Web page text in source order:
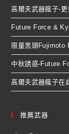
高爾夫武器瘋子-
Future Force &
限量黑頭Fujimoto
中秋誘惑-Future
高爾夫武器瘋子在
推薦武器